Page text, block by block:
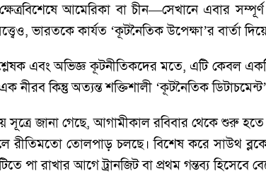
আমেরিকা বা চীন—সেখানে এবার সম্পূর্ণ
ভারতকে কার্যত ‘কূটনৈতিক উপেক্ষা’র বার্তা
এবং অভিজ্ঞ কূটনীতিকদের মতে, এটি কেবল
নীরব কিন্তু অত্যন্ত শক্তিশালী ‘কূটনৈতিক
সূত্রে জানা গেছে, আগামীকাল রবিবার থেকে শুরু
রীতিমতো তোলপাড় চলছে। বিশেষ করে সাউথ
পা রাখার আগে ট্রানজিট বা প্রথম গন্তব্য